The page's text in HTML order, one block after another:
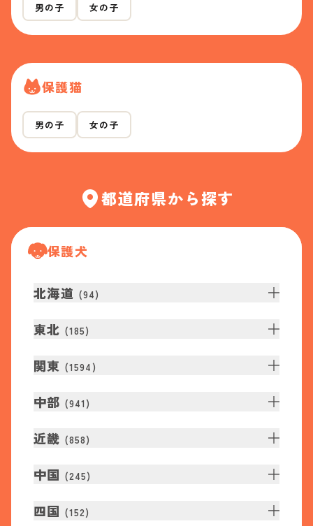
男の子 女の子
保護猫
男の子 女の子
都道府県から探す
保護犬
北海道 (94)
東北 (185)
関東 (1594 )
中部 (941 )
近畿 (858)
中国 (245)
四国 (152)